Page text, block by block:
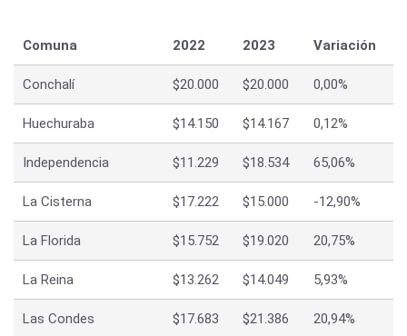
Comuna 2022 2023 Variación
Conchalí $20.000 $20.000 0,00%
Huechuraba $14.150 $14.167 0,12%
Independencia $11.229 $18.534 65,06%
La Cisterna $17.222 $15.000 -12,90%
La Florida $15.752 $19.020 20,75%
La Reina $13.262 $14.049 5,93%
Las Condes $17.683 $21.386 20,94%